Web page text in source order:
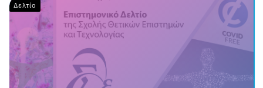
Δελτίο